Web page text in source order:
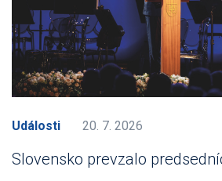
Události 20. 7. 2026
Slovensko prevzalo